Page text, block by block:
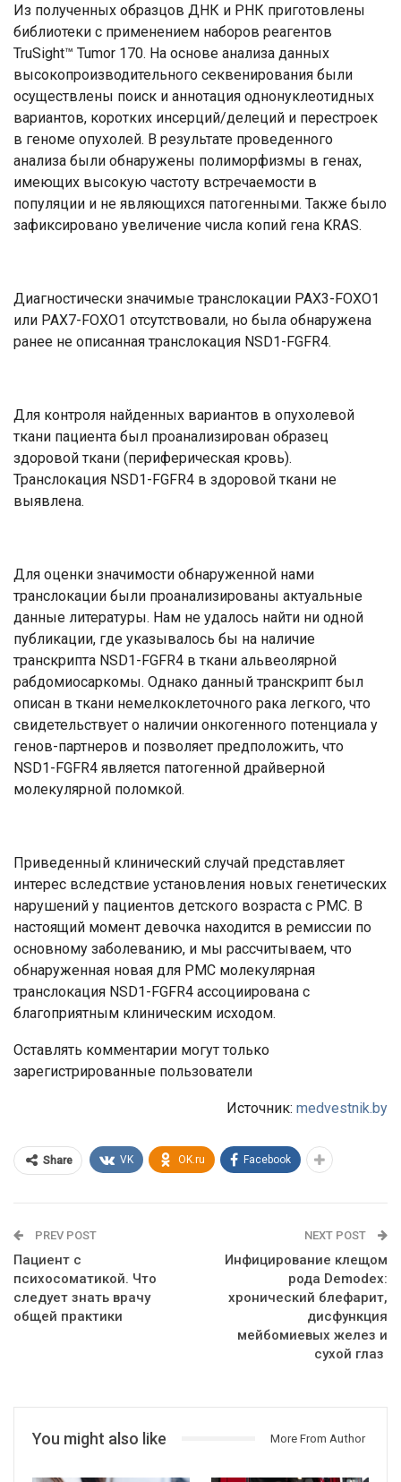
Из полученных образцов ДНК и РНК приготовлены
библиотеки с применением наборов реагентов
TruSight™ Tumor 170. На основе анализа данных
высокопроизводительного секвенирования были
осуществлены поиск и аннотация однонуклеотидных
вариантов, коротких инсерций/делеций и перестроек
в геноме опухолей. В результате проведенного
анализа были обнаружены полиморфизмы в генах,
имеющих высокую частоту встречаемости в
популяции и не являющихся патогенными. Также было
зафиксировано увеличение числа копий гена KRAS.
Диагностически значимые транслокации PAX3-FOXO1
или PAX7-FOXO1 отсутствовали, но была обнаружена
ранее не описанная транслокация NSD1-FGFR4.
Для контроля найденных вариантов в опухолевой
ткани пациента был проанализирован образец
здоровой ткани (периферическая кровь).
Транслокация NSD1-FGFR4 в здоровой ткани не
выявлена.
Для оценки значимости обнаруженной нами
транслокации были проанализированы актуальные
данные литературы. Нам не удалось найти ни одной
публикации, где указывалось бы на наличие
транскрипта NSD1-FGFR4 в ткани альвеолярной
рабдомиосаркомы. Однако данный транскрипт был
описан в ткани немелкоклеточного рака легкого, что
свидетельствует о наличии онкогенного потенциала у
генов-партнеров и позволяет предположить, что
NSD1-FGFR4 является патогенной драйверной
молекулярной поломкой.
Приведенный клинический случай представляет
интерес вследствие установления новых генетических
нарушений у пациентов детского возраста с РМС. В
настоящий момент девочка находится в ремиссии по
основному заболеванию, и мы рассчитываем, что
обнаруженная новая для РМС молекулярная
транслокация NSD1-FGFR4 ассоциирована с
благоприятным клиническим исходом.
Оставлять комментарии могут только
зарегистрированные пользователи
Источник: medvestnik.by
Share VK OK.ru Facebook
PREV POST
Пациент с
психосоматикой. Что
следует знать врачу
общей практики
NEXT POST
Инфицирование клещом
рода Demodex:
хронический блефарит,
дисфункция
мейбомиевых желез и
сухой глаз
You might also like More From Author